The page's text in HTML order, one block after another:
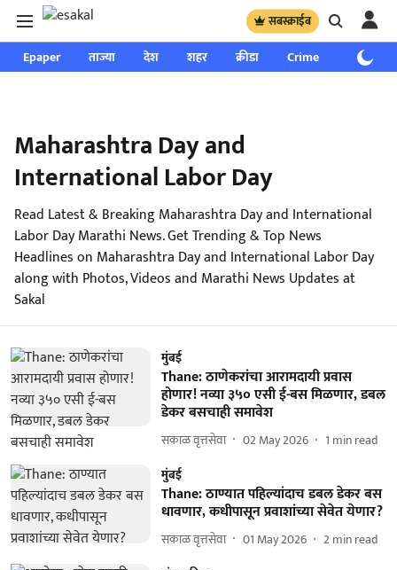
सबस्क्राईब
Epaper ताज्या देश शहर क्रीडा Crime साप्ताहिक
Maharashtra Day and
International Labor Day
Read Latest & Breaking Maharashtra Day and International
Labor Day Marathi News. Get Trending & Top News
Headlines on Maharashtra Day and International Labor Day
along with Photos, Videos and Marathi News Updates at
Sakal
मुंबई
Thane: ठाणेकरांचा आरामदायी प्रवास
होणार! नव्या ३५० एसी ई-बस मिळणार, डबल
डेकर बसचाही समावेश
सकाळ वृत्तसेवा 02 May 2026 1 min read
मुंबई
Thane: ठाण्यात पहिल्यांदाच डबल डेकर बस
धावणार, कधीपासून प्रवाशांच्या सेवेत येणार?
सकाळ वृत्तसेवा 01 May 2026 2min read